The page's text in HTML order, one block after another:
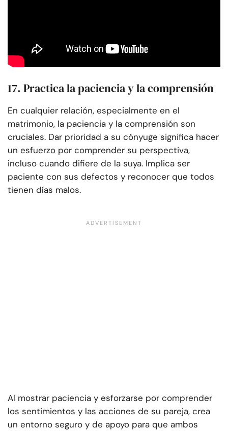
17. Practica la paciencia y la comprensión
En cualquier relación, especialmente en el
matrimonio, la paciencia y la comprensión son
cruciales. Dar prioridad a su cónyuge significa hacer
un esfuerzo por comprender su perspectiva,
incluso cuando difiere de la suya. Implica ser
paciente con sus defectos y reconocer que todos
tienen días malos.
Al mostrar paciencia y esforzarse por comprender
los sentimientos y las acciones de su pareja, crea
un entorno seguro y de apoyo para que ambos